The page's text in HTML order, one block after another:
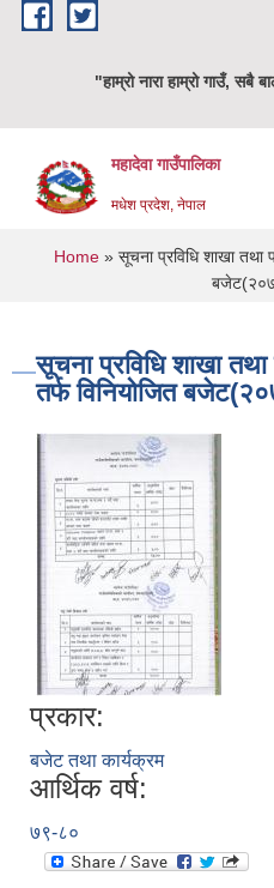
Skip to main content
"हाम्रो नारा हाम्रो गाउँ, सबै
महादेवा गाउँपालिका
मधेश प्रदेश, नेपाल
You are here
Home» सूचना प्रविधि शाखा तथा
सूचना प्रविधि शाखा तथा
तर्फ विनियोजित
प्रकार:
बजेट तथा कार्यक्रम
आर्थिक वर्ष:
७९-८०